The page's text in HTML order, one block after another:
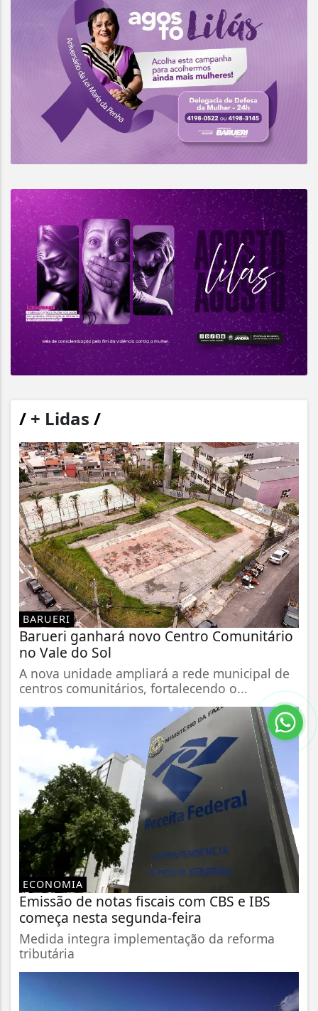
/ + Lidas /
BARUERI
Barueri ganhará novo Centro Comunitário
no Vale do Sol
A nova unidade ampliará a rede municipal de
centros comunitários, fortalecendo o...
ECONOMIA
Emissão de notas fiscais com CBS e IBS
começa nesta segunda-feira
Medida integra implementação da reforma
tributária